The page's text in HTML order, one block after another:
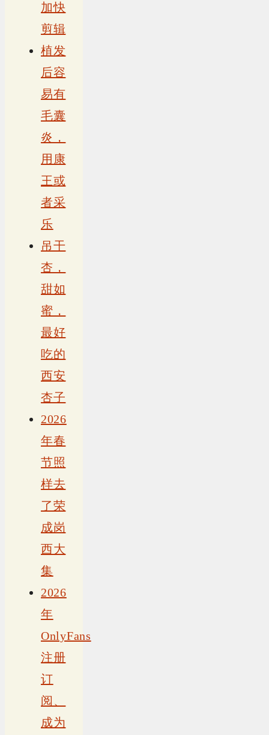
加快
剪辑
植发
后容
易有
毛囊
炎，
用康
王或
者采
乐
吊干
杏，
甜如
蜜，
最好
吃的
西安
杏子
2026
年春
节照
样去
了荣
成岗
西大
集
2026
年
OnlyFans
注册
订
阅、
成为